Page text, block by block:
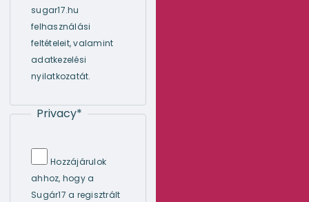
sugar17.hu
felhasználási
feltételeit, valamint
adatkezelési
nyilatkozatát.
Privacy*
Hozzájárulok
ahhoz, hogy a
Sugár17 a regisztrált